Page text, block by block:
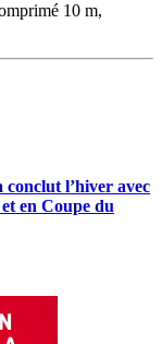
10 m,
l’hiver avec
en Coupe du